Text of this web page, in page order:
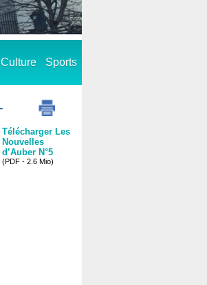
Culture Sports
Télécharger Les
Nouvelles
d’Auber N°5
(PDF - 2.6 Mio)